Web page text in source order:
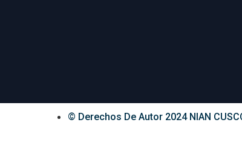
© Derechos De Autor 2024 NIAN